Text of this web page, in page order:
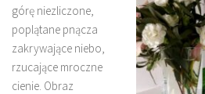
górę niezliczone,
poplątane pnącza
zakrywające niebo,
rzucające mroczne
cienie. Obraz